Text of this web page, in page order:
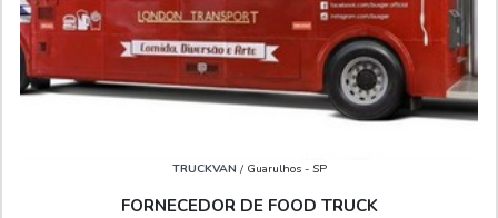
TRUCKVAN / Guarulhos - SP
FORNECEDOR DE FOOD TRUCK